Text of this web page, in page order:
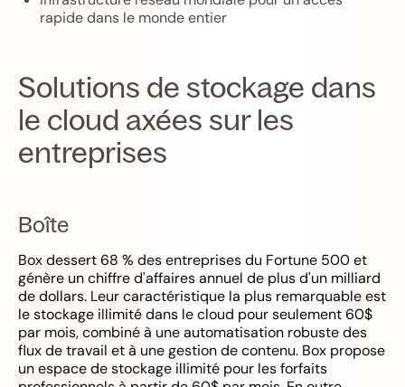
rapide dans le monde entier
Solutions de stockage dans
le cloud axées sur les
entreprises
Boîte
Box dessert 68 % des entreprises du Fortune 500 et
génère un chiffre d'affaires annuel de plus d'un milliard
de dollars. Leur caractéristique la plus remarquable est
le stockage illimité dans le cloud pour seulement 60$
par mois, combiné à une automatisation robuste des
flux de travail et à une gestion de contenu. Box propose
un espace de stockage illimité pour les forfaits